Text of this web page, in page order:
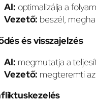
AI: optimalizálja a
Vezető: beszél,
és visszajelzés
AI: megmutatja a
Vezető: megteremti